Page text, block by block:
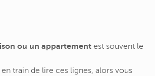
ou un appartement est souvent le
en train de lire ces lignes, alors vous